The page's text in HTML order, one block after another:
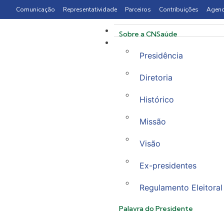
Comunicação Representatividade Parceiros Contribuições
Sobre a CNSaúde
Presidência
Diretoria
Histórico
Missão
Visão
Ex-presidentes
Regulamento Eleitoral
Palavra do Presidente